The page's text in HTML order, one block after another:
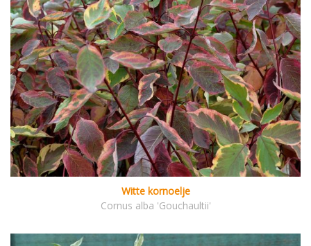
Witte kornoelje
Cornus alba 'Gouchaultii'